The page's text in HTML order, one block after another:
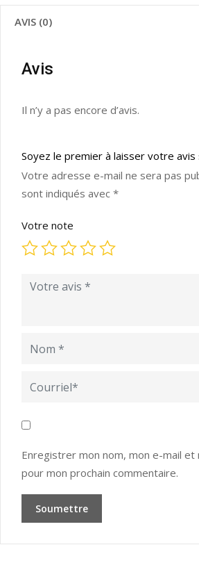
AVIS (0)
Avis
Il n’y a pas encore d’avis.
Soyez le premier à laisser votre avis
Votre adresse e-mail ne sera pas
sont indiqués avec *
Votre note
Enregistrer mon nom, mon e-mail
pour mon prochain commentaire.